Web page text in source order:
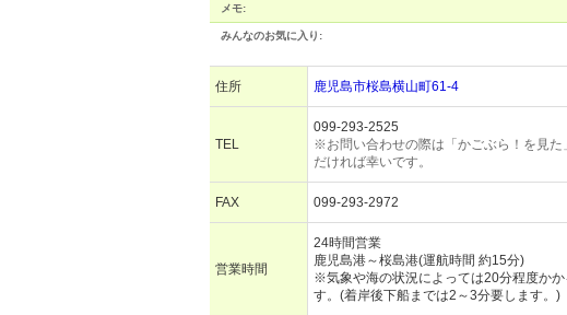
メモ:
みんなのお気に入り:
住所 鹿児島市桜島横山町61-4
TEL
099-293-2525
※お問い合わせの際は「かごぶら！を見た
だければ幸いです。
FAX 099-293-2972
営業時間
24時間営業
鹿児島港～桜島港(運航時間 約15分)
※気象や海の状況によっては20分程度かか
す。(着岸後下船までは2～3分要します。)